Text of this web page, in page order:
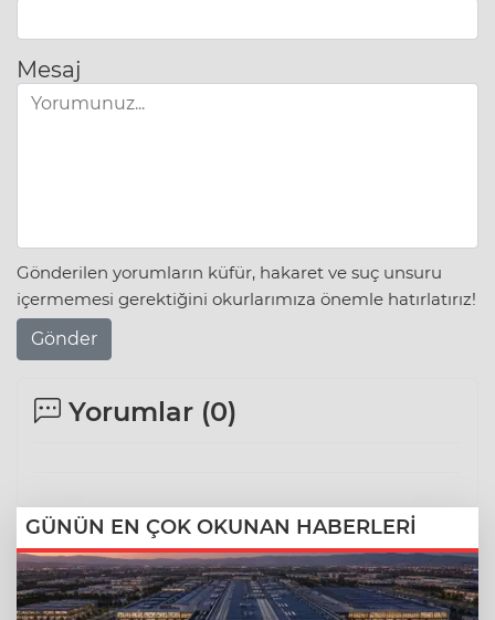
Mesaj
Gönderilen yorumların küfür, hakaret ve suç unsuru
içermemesi gerektiğini okurlarımıza önemle hatırlatırız!
Gönder
Yorumlar (0)
GÜNÜN EN ÇOK OKUNAN HABERLERİ